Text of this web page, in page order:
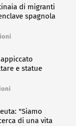
di migranti
spagnola
e statue
"Siamo
di una vita